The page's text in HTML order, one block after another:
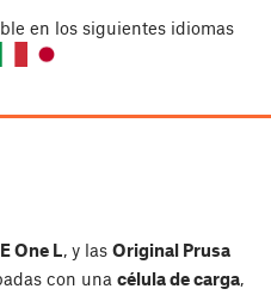
en los siguientes idiomas
One L, y las Original Prusa
con una célula de carga,